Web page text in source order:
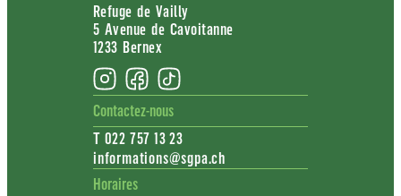
Refuge de Vailly
5 Avenue de Cavoitanne
1233 Bernex
Contactez-nous
T 022 757 13 23
informations@sgpa.ch
Horaires